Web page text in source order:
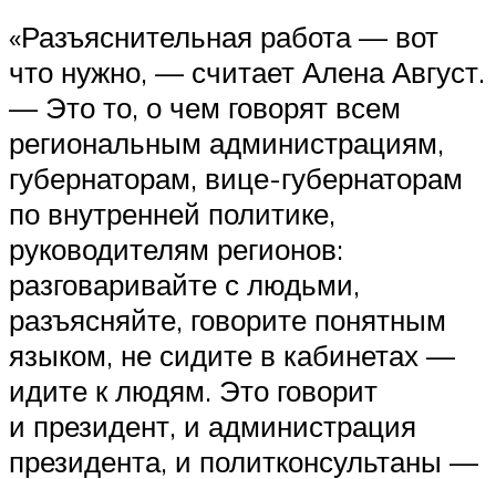
«Разъяснительная работа — вот
что нужно, — считает Алена Август.
— Это то, о чем говорят всем
региональным администрациям,
губернаторам, вице-губернаторам
по внутренней политике,
руководителям регионов:
разговаривайте с людьми,
разъясняйте, говорите понятным
языком, не сидите в кабинетах —
идите к людям. Это говорит
и президент, и администрация
президента, и политконсультаны —